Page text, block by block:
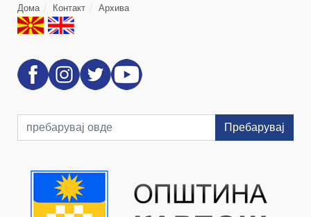
Дома Контакт Архива
Пребарувај